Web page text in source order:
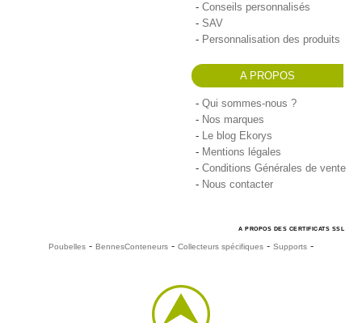
Conseils personnalisés
SAV
Personnalisation des produits
A PROPOS
Qui sommes-nous ?
Nos marques
Le blog Ekorys
Mentions légales
Conditions Générales de vente
Nous contacter
A PROPOS DES CERTIFICATS SSL
Poubelles - BennesConteneurs - Collecteurs spécifiques - Supports -